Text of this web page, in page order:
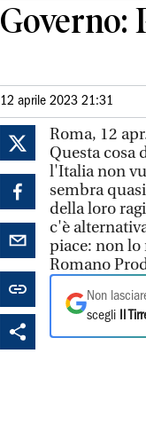
Governo:
12 aprile 2023 21:31
Roma, 12
Questa cosa
l'Italia non
sembra
della loro
c'è
piace: non lo
Romano
Non
scegli
Il